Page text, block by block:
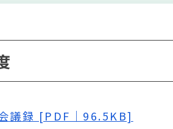
議録 [PDF｜96.5KB]